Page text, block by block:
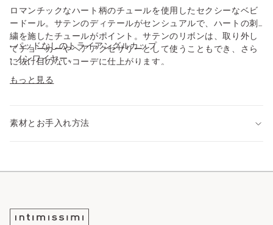
ロマンチックなハート柄のチュールを使用したセクシーなベビ
ードール。サテンのディテールがセンシュアルで、ハートの刺
繍を施したチュールがポイント。サテンのリボンは、取り外し
てチョーカーやヘアアクセサリーとして使うこともでき、さら
に抜け目のないコーデに仕上がります。
• パッドなしのトライアングルカップ
• ノンワイヤー
• サテンの細いストラップは調節可能
もっと見る
素材とお手入れ方法